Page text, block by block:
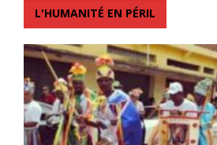
L'HUMANITÉ EN PÉRIL